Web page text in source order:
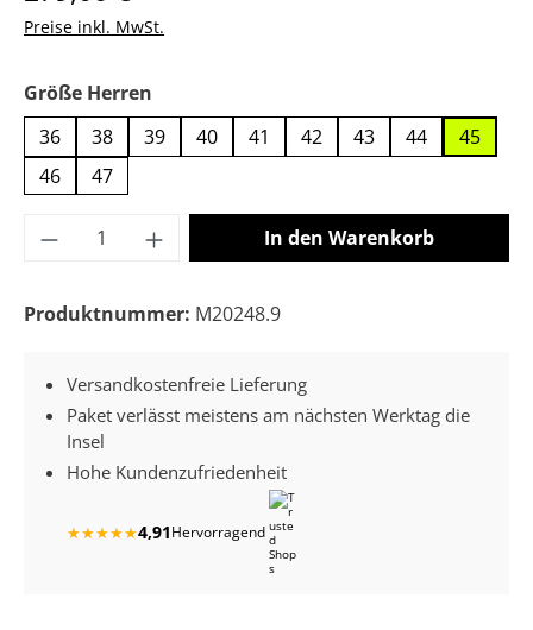
Preise inkl. MwSt.
Größe Herren
36
38 39 40 41 42 43 44
45
46
47
Produkt Anzahl: Gib den gewünschten
In den Warenkorb
Produktnummer: M20248.9
Versandkostenfreie Lieferung
Paket verlässt meistens am nächsten Werktag die
Insel
Hohe Kundenzufriedenheit
★★★★★4,91Hervorragend